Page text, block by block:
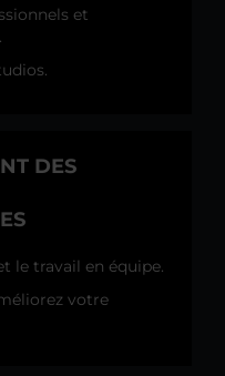
et
DES
le travail en équipe.
votre